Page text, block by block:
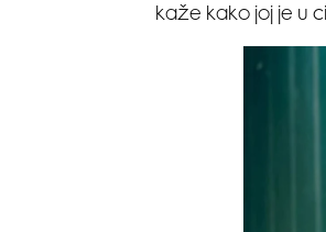
kaže kako joj je u